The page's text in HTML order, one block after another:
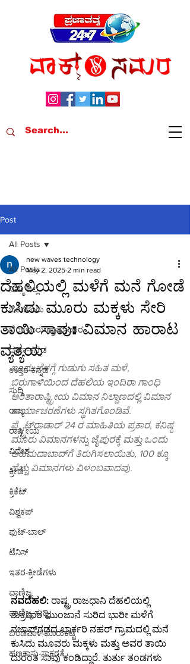
Post
All Posts
ನಿಮ್ಮ ಜಿಲ್ಲೆ
ಬೆಂಗಳೂರು
ಬೆಂಗಳೂರು-ಗ್ರಾಮಾಂತರ
ದಕ್ಷಿಣ-ಕನ್ನಡ
ಉತ್ತರ-ಕನ್ನಡ
ಸುದ್ದಿ
ರಾಜ್ಯ
ರಾಷ್ಟ್ರೀಯ
ವಿದೇಶ
ಕ್ರೀಡೆ
ಕ್ರಿಕೆಟ್
ವಿಶ್ವಕಪ್
ಫುಟ್-ಬಾಲ್
ಟೆನಿಸ್
ಇತರ-ಕ್ರೀಡೆಗಳು
ವಾಣಿಜ್ಯ
ವಾಣಿಜ್ಯ-ಸುದ್ದಿ
ಬಂಡವಾಳ-ಮಾರುಕಟ್ಟೆ
ಹಣಕಾಸು-ಸಾಕ್ಷರತೆ
All Posts
ದೆಹಲಿಯಲ್ಲಿ ಮಳೆಗೆ ಮನೆ ಗೋಡೆ
ಕುಸಿದು ಮೂರು ಮಕ್ಕಳು ಸೇರಿ
ತಾಯಿ ಸಾವು: ವಿಮಾನ ಹಾರಾಟ
ವ್ಯತ್ಯಯ
new waves technology
May 2, 2025 2 min read
ಇಂದು ಬೆಳಗ್ಗೆ ಗುಡುಗು ಸಹಿತ ಮಳೆ,
ಬಿರುಗಾಳಿಯಿಂದ ದೆಹಲಿಯ ಇಂದಿರಾ ಗಾಂಧಿ
ಅಂತಾರಾಷ್ಟ್ರೀಯ ವಿಮಾನ ನಿಲ್ದಾಣದಲ್ಲಿ ವಿಮಾನ
ಕಾರ್ಯಾಚರಣೆಗಳು ಸ್ಥಗಿತಗೊಂಡಿವೆ.
ಫ್ಲೈಟ್‌ರಾಡಾರ್ 24 ರ ಮಾಹಿತಿಯ ಪ್ರಕಾರ, ಕನಿಷ್ಠ
ಮೂರು ವಿಮಾನಗಳನ್ನು ಜೈಪುರಕ್ಕೆ ಮತ್ತು ಒಂದು
ಅಹಮದಾಬಾದ್‌ಗೆ ತಿರುಗಿಸಲಾಯಿತು, 100 ಕ್ಕೂ
ಹೆಚ್ಚು ವಿಮಾನಗಳು ವಿಳಂಬವಾದವು.
ನವದೆಹಲಿ: ರಾಷ್ಟ್ರ ರಾಜಧಾನಿ ದೆಹಲಿಯಲ್ಲಿ
ಶುಕ್ರವಾರ ಮುಂಜಾನೆ ಸುರಿದ ಭಾರೀ ಮಳೆಗೆ
ನಜಾಫ್‌ಗಢದ ಖಾರ್ಕರಿ ನಹರ್ ಗ್ರಾಮದಲ್ಲಿ ಮನೆ
ಕುಸಿದು ಮೂವರು ಮಕ್ಕಳು ಮತ್ತು ಅವರ ತಾಯಿ
ದುರಂತ ಸಾವು ಕಂಡಿದ್ದಾರೆ. ತುರ್ತು ತಂಡಗಳು